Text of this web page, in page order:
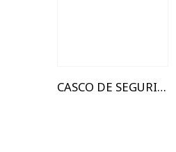
CASCO DE SEGURIDAD - CASCO AZUL